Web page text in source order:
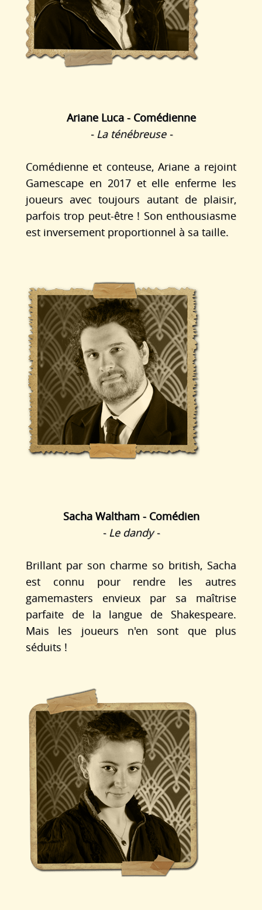
Ariane Luca - Comédienne
- La ténébreuse -
Comédienne et conteuse, Ariane a rejoint
Gamescape en 2017 et elle enferme les
joueurs avec toujours autant de plaisir,
parfoistrop peut-être ! Son enthousiasme
est inversement proportionnel à sa taille.
Sacha Waltham - Comédien
- Le dandy -
Brillant par son charme so british, Sacha
est connu pour rendre les autres
gamemasters envieux par sa maîtrise
parfaite de la langue de Shakespeare.
Mais les joueurs n'en sont que plus
séduits !